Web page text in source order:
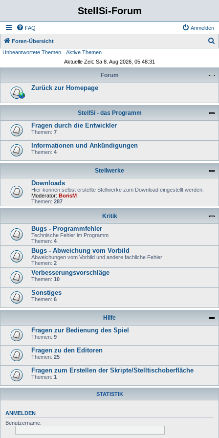
StellSi-Forum
FAQ Anmelden
Foren-Übersicht
Unbeantwortete Themen
Aktive Themen
Aktuelle Zeit: Sa 8. Aug 2026, 05:48:31
Forum
Zurück zur Homepage
StellSi - das Programm
Fragen durch die Entwickler
Themen: 7
Informationen und Ankündigungen
Themen: 4
Stellwerke
Downloads
Hier können selbst erstellte Stellwerke zum Download eingestellt werden.
Moderator: BorisM
Themen: 287
Kritik
Bugs - Programmfehler
Technische Fehler im Programm
Themen: 4
Bugs - Abweichung vom Vorbild
Abweichungen vom Vorbild und andere fachliche Fehler
Themen: 2
Verbesserungsvorschläge
Themen: 10
Sonstiges
Themen: 6
Hilfe
Fragen zur Bedienung des Spiel
Themen: 9
Fragen zu den Editoren
Themen: 25
Fragen zum Erstellen der Skripte/Stelltischoberfläche
Themen: 1
STATISTIK
ANMELDEN
Benutzername: